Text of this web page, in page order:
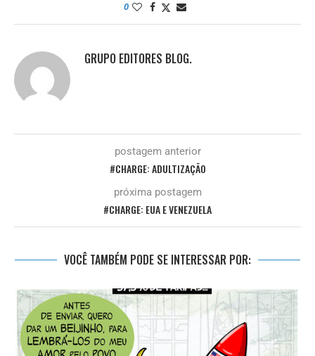
0
GRUPO EDITORES BLOG.
postagem anterior
#CHARGE: ADULTIZAÇÃO
próxima postagem
#CHARGE: EUA E VENEZUELA
VOCÊ TAMBÉM PODE SE INTERESSAR POR: